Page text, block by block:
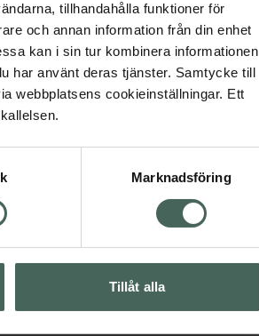
tillhandahålla funktioner för
och annan information från din enhet
kan i sin tur kombinera informationen
har använt deras tjänster. Samtycke till
webbplatsens cookieinställningar. Ett
Marknadsföring
Tillåt alla